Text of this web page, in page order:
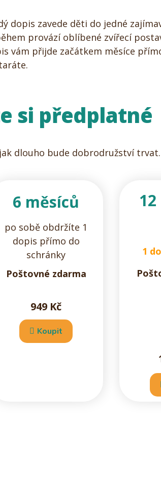
dopis zavede děti do jedné
provází oblíbené zvířecí
vám přijde začátkem měsíce
si předplatné
dlouho bude dobrodružství trvat.
6 měsíců
po sobě obdržíte 1
dopis přímo do
schránky
Poštovné zdarma
949 Kč
Koupit
1